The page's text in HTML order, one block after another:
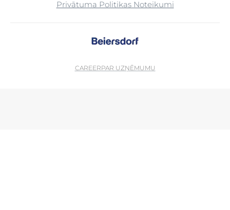
Privātuma Politikas Noteikumi
CAREERPAR UZŅĒMUMU